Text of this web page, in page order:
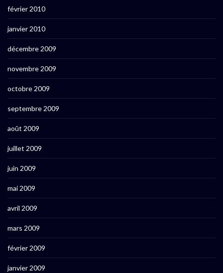
février 2010
janvier 2010
décembre 2009
novembre 2009
octobre 2009
septembre 2009
août 2009
juillet 2009
juin 2009
mai 2009
avril 2009
mars 2009
février 2009
janvier 2009